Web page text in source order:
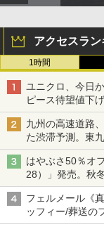
アクセスラン
1時間
ユニクロ、今日
ピース待望値下
九州の高速道路
た渋滞予測。東
はやぶさ50％オ
28）」発売。秋
フェルメール《
ッフィー/葬送の